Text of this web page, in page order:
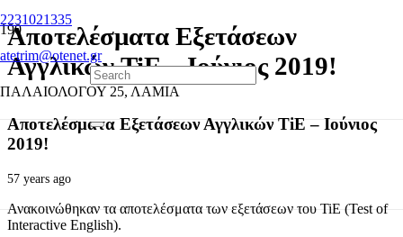
2231021335
atetrim@otenet.gr
ΠΑΛΑΙΟΛΟΓΟΥ 25, ΛΑΜΙΑ
Αποτελέσματα Εξετάσεων
Αγγλικών TiE – Ιούνιος 2019!
Αποτελέσματα Εξετάσεων Αγγλικών TiE – Ιούνιος
2019!
57 years ago
Ανακοινώθηκαν τα αποτελέσματα των εξετάσεων του TiE (Test of
Interactive English).